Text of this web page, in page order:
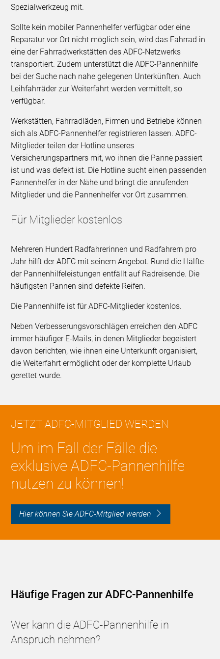
Spezialwerkzeug mit.
Sollte kein mobiler Pannenhelfer verfügbar oder eine
Reparatur vor Ort nicht möglich sein, wird das Fahrrad in
eine der Fahrradwerkstätten des ADFC-Netzwerks
transportiert. Zudem unterstützt die ADFC-Pannenhilfe
bei der Suche nach nahe gelegenen Unterkünften. Auch
Leihfahrräder zur Weiterfahrt werden vermittelt, so
verfügbar.
Werkstätten, Fahrradläden, Firmen und Betriebe können
sich als ADFC-Pannenhelfer registrieren lassen. ADFC-
Mitglieder teilen der Hotline unseres
Versicherungspartners mit, wo ihnen die Panne passiert
ist und was defekt ist. Die Hotline sucht einen passenden
Pannenhelfer in der Nähe und bringt die anrufenden
Mitglieder und die Pannenhelfer vor Ort zusammen.
Für Mitglieder kostenlos
Mehreren Hundert Radfahrerinnen und Radfahrern pro
Jahr hilft der ADFC mit seinem Angebot. Rund die Hälfte
der Pannenhilfeleistungen entfällt auf Radreisende. Die
häufigsten Pannen sind defekte Reifen.
Die Pannenhilfe ist für ADFC-Mitglieder kostenlos.
Neben Verbesserungsvorschlägen erreichen den ADFC
immer häufiger E-Mails, in denen Mitglieder begeistert
davon berichten, wie ihnen eine Unterkunft organisiert,
die Weiterfahrt ermöglicht oder der komplette Urlaub
gerettet wurde.
JETZT ADFC-MITGLIED WERDEN
Um im Fall der Fälle die
exklusive ADFC-Pannenhilfe
nutzen zu können!
Hier können Sie ADFC-Mitglied werden
Häufige Fragen zur ADFC-Pannenhilfe
Wer kann die ADFC-Pannenhilfe in
Anspruch nehmen?